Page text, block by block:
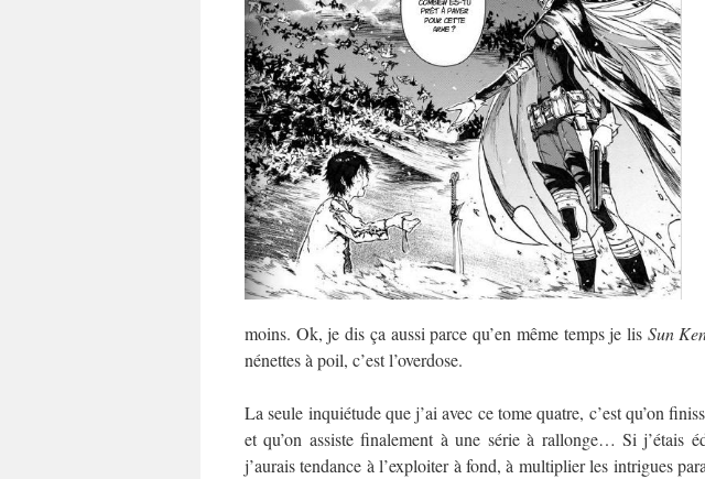
moins. Ok, je dis ça aussi parce qu’en même temps je lis Sun
nénettes à poil, c’est l’overdose.
La seule inquiétude que j’ai avec ce tome quatre, c’est qu’on
et qu’on assiste finalement à une série à rallonge… Si j’étais
j’aurais tendance à l’exploiter à fond, à multiplier les intrigues